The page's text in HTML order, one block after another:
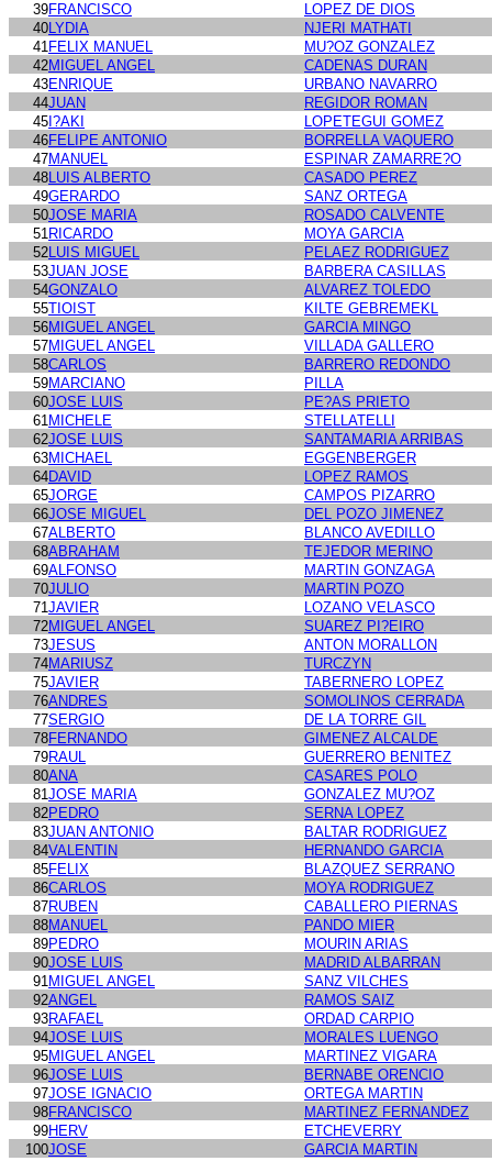
39FRANCISCO
LOPEZ DE DIOS
40LYDIA
NJERI MATHATI
41FELIX MANUEL
MU?OZ GONZALEZ
42MIGUEL ANGEL
CADENAS DURAN
43ENRIQUE
URBANO NAVARRO
44JUAN
REGIDOR ROMAN
45 I?AKI
LOPETEGUI GOMEZ
46FELIPE ANTONIO
BORRELLA VAQUERO
47MANUEL
ESPINAR ZAMARRE?O
48LUIS ALBERTO
CASADO PEREZ
49GERARDO
SANZ ORTEGA
50JOSE MARIA
ROSADO CALVENTE
51RICARDO
MOYA GARCIA
52LUIS MIGUEL
PELAEZ RODRIGUEZ
53JUAN JOSE
BARBERA CASILLAS
54GONZALO
ALVAREZ TOLEDO
55TIOIST
KILTE GEBREMEKL
56MIGUEL ANGEL
GARCIA MINGO
57MIGUEL ANGEL
VILLADA GALLERO
58CARLOS
BARRERO REDONDO
59MARCIANO
PILLA
60JOSE LUIS
PE?AS PRIETO
61MICHELE
STELLATELLI
62JOSE LUIS
SANTAMARIA ARRIBAS
63MICHAEL
EGGENBERGER
64DAVID
LOPEZ RAMOS
65JORGE
CAMPOS PIZARRO
66JOSE MIGUEL
DEL POZO JIMENEZ
67ALBERTO
BLANCO AVEDILLO
68ABRAHAM
TEJEDOR MERINO
69ALFONSO
MARTIN GONZAGA
70JULIO
MARTIN POZO
71JAVIER
LOZANO VELASCO
72MIGUEL ANGEL
SUAREZ PI?EIRO
73JESUS
ANTON MORALLON
74MARIUSZ
TURCZYN
75JAVIER
TABERNERO LOPEZ
76ANDRES
SOMOLINOS CERRADA
77SERGIO
DE LA TORRE GIL
78FERNANDO
GIMENEZ ALCALDE
79RAUL
GUERRERO BENITEZ
80ANA
CASARES POLO
81JOSE MARIA
GONZALEZ MU?OZ
82PEDRO
SERNA LOPEZ
83JUAN ANTONIO
BALTAR RODRIGUEZ
84VALENTIN
HERNANDO GARCIA
85FELIX
BLAZQUEZ SERRANO
86CARLOS
MOYA RODRIGUEZ
87RUBEN
CABALLERO PIERNAS
88MANUEL
PANDO MIER
89PEDRO
MOURIN ARIAS
90JOSE LUIS
MADRID ALBARRAN
91MIGUEL ANGEL
SANZ VILCHES
92ANGEL
RAMOS SAIZ
93RAFAEL
ORDAD CARPIO
94JOSE LUIS
MORALES LUENGO
95MIGUEL ANGEL
MARTINEZ VIGARA
96JOSE LUIS
BERNABE ORENCIO
97JOSE IGNACIO
ORTEGA MARTIN
98FRANCISCO
MARTINEZ FERNANDEZ
99HERV
ETCHEVERRY
100JOSE
GARCIA MARTIN